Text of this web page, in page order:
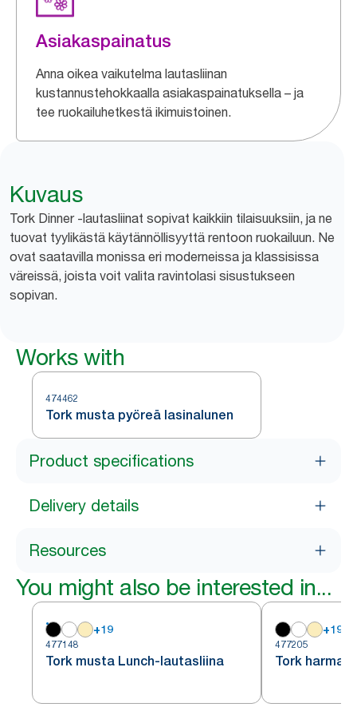
Asiakaspainatus
Anna oikea vaikutelma lautasliinan
kustannustehokkaalla asiakaspainatuksella – ja
tee ruokailuhetkestä ikimuistoinen.
Kuvaus
Tork Dinner -lautasliinat sopivat kaikkiin tilaisuuksiin, ja ne
tuovat tyylikästä käytännöllisyyttä rentoon ruokailuun. Ne
ovat saatavilla monissa eri moderneissa ja klassisissa
väreissä, joista voit valita ravintolasi sisustukseen
sopivan.
Works with
474462
Tork musta pyöreä lasinalunen
Product specifications
Delivery details
Resources
You might also be interested in...
+19
477148
Tork musta Lunch-lautasliina
+19
477205
Tork